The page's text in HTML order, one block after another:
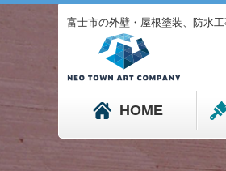
富士市の外壁・屋根塗装、防水
HOME